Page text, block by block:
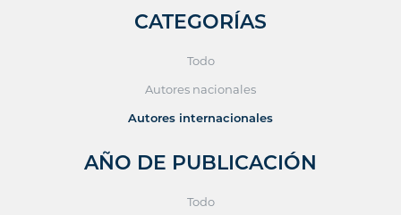
CATEGORÍAS
Todo
Autores nacionales
Autores internacionales
AÑO DE PUBLICACIÓN
Todo